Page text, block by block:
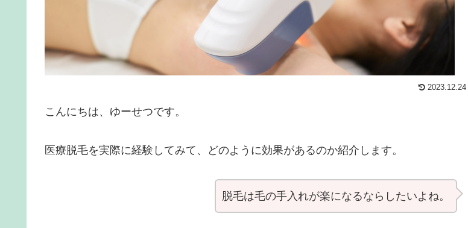
2023.12.24
こんにちは、ゆーせつです。
医療脱毛を実際に経験してみて、どのように効果があるのか紹介します。
脱毛は毛の手入れが楽になるならしたいよね。